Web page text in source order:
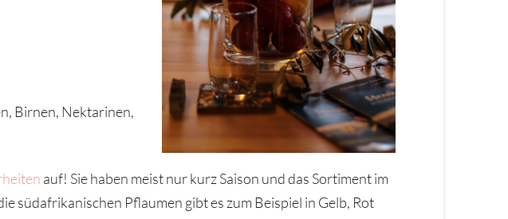
Birnen, Nektarinen,
auf! Sie haben meist nur kurz Saison und das Sortiment im
südafrikanischen Pflaumen gibt es zum Beispiel in Gelb, Rot